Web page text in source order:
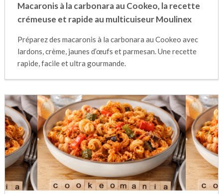
Macaronis à la carbonara au Cookeo, la recette
crémeuse et rapide au multicuiseur Moulinex
Préparez des macaronis à la carbonara au Cookeo avec
lardons, crème, jaunes d’œufs et parmesan. Une recette
rapide, facile et ultra gourmande.